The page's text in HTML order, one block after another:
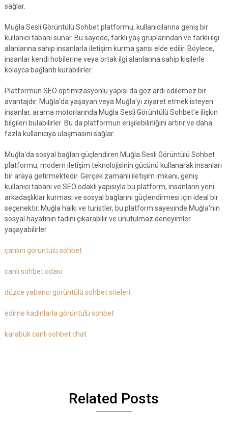
sağlar.
Muğla Sesli Görüntülü Sohbet platformu, kullanıcılarına geniş bir
kullanıcı tabanı sunar. Bu sayede, farklı yaş gruplarından ve farklı ilgi
alanlarına sahip insanlarla iletişim kurma şansı elde edilir. Böylece,
insanlar kendi hobilerine veya ortak ilgi alanlarına sahip kişilerle
kolayca bağlantı kurabilirler.
Platformun SEO optimizasyonlu yapısı da göz ardı edilemez bir
avantajdır. Muğla'da yaşayan veya Muğla'yı ziyaret etmek isteyen
insanlar, arama motorlarında Muğla Sesli Görüntülü Sohbet'e ilişkin
bilgileri bulabilirler. Bu da platformun erişilebilirliğini artırır ve daha
fazla kullanıcıya ulaşmasını sağlar.
Muğla'da sosyal bağları güçlendiren Muğla Sesli Görüntülü Sohbet
platformu, modern iletişim teknolojisinin gücünü kullanarak insanları
bir araya getirmektedir. Gerçek zamanlı iletişim imkanı, geniş
kullanıcı tabanı ve SEO odaklı yapısıyla bu platform, insanların yeni
arkadaşlıklar kurması ve sosyal bağlarını güçlendirmesi için ideal bir
seçenektir. Muğla halkı ve turistler, bu platform sayesinde Muğla'nın
sosyal hayatının tadını çıkarabilir ve unutulmaz deneyimler
yaşayabilirler.
çankırı goruntulu sohbet
canlı sohbet odası
düzce yabancı görüntülü sohbet siteleri
edirne kadınlarla görüntülü sohbet
karabük canli sohbet chat
Related Posts